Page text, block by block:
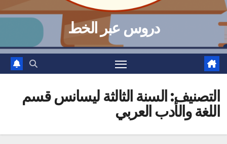
دروس عبر الخط
التصنيف: السنة الثالثة ليسانس قسم
اللغة والأدب العربي